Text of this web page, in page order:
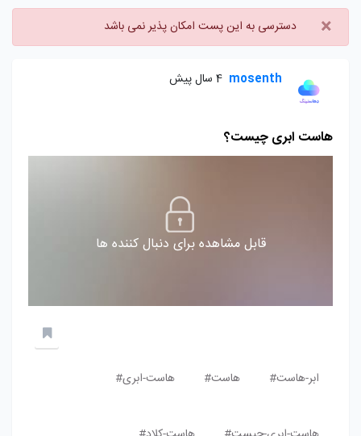
× دسترسی به این پست امکان پذیر نمی باشد
mosenth 4 سال پیش
هاست ابری چیست؟
قابل مشاهده برای دنبال کننده ها
ابر-هاست# هاست# هاست-ابری#